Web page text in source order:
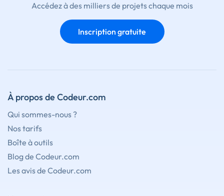
Accédez à des milliers de projets chaque mois
Inscription gratuite
À propos de Codeur.com
Qui sommes-nous ?
Nos tarifs
Boîte à outils
Blog de Codeur.com
Les avis de Codeur.com